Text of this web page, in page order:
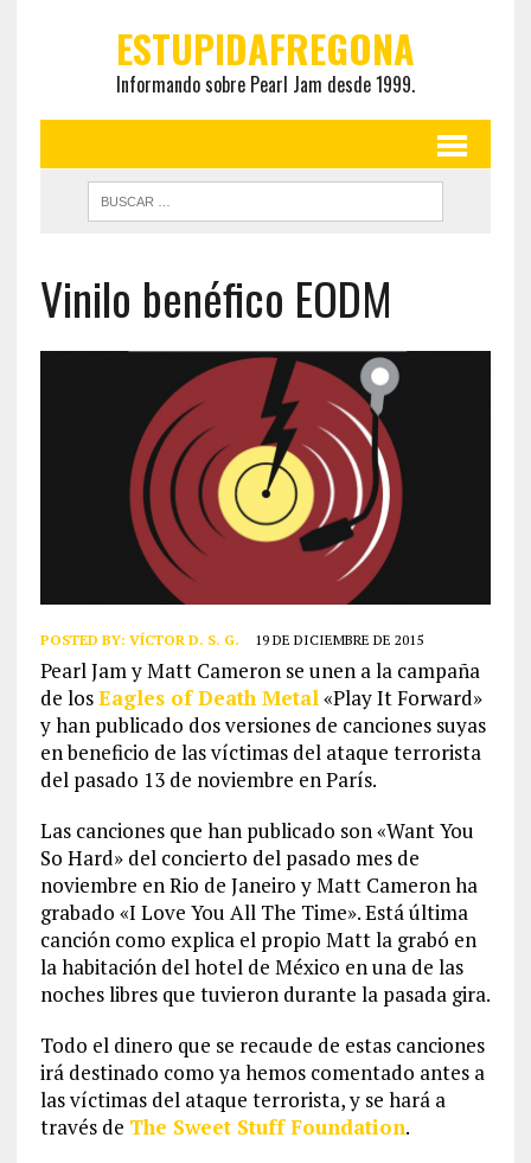
ESTUPIDAFREGONA
Informando sobre Pearl Jam desde 1999.
Vinilo benéfico EODM
POSTED BY: VÍCTOR D. S. G. 19 DE DICIEMBRE DE 2015
Pearl Jam y Matt Cameron se unen a la campaña
de losEagles of Death Metal«Play It Forward»
y han publicado dos versiones de canciones suyas
en beneficio de las víctimas del ataque terrorista
del pasado 13 de noviembre en París.
Las canciones que han publicado son «Want You
So Hard» del concierto del pasado mes de
noviembre en Rio de Janeiro y Matt Cameron ha
grabado «I Love You All The Time». Está última
canción como explica el propio Matt la grabó en
la habitación del hotel de México en una de las
noches libres que tuvieron durante la pasada gira.
Todo el dinero que se recaude de estas canciones
irá destinado como ya hemos comentado antes a
las víctimas del ataque terrorista, y se hará a
través de The Sweet Stuff Foundation.